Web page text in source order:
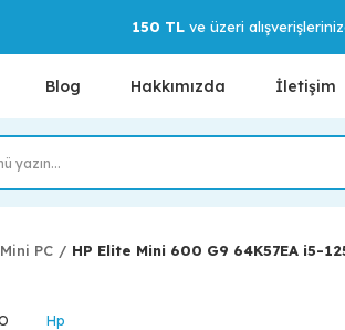
150 TLve üzeri
Blog Hakkımızda İletişim
Mini PC HP Elite Mini 600 G9 64K57EA i5-
Hp